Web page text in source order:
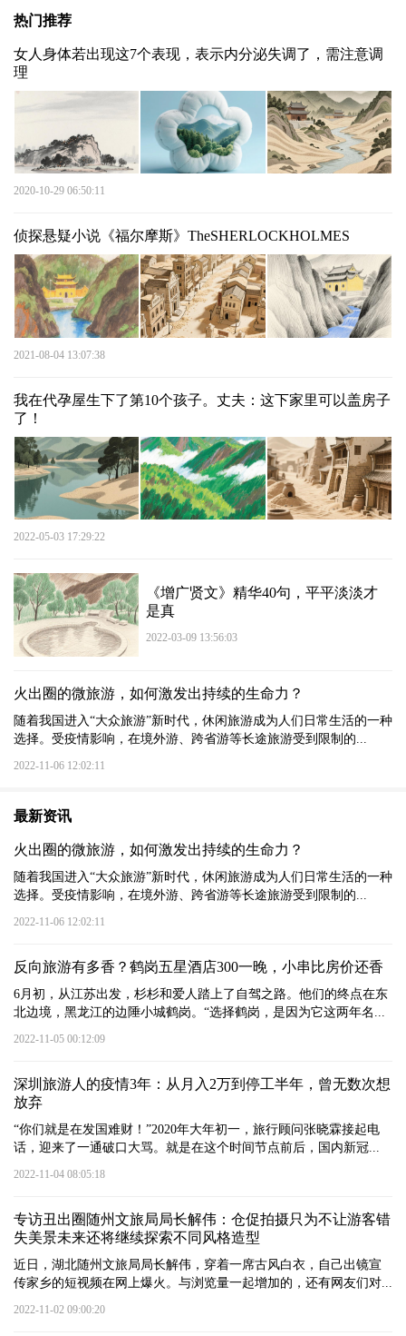
热门推荐
女人身体若出现这7个表现，表示内分泌失调了，需注意调
理
2020-10-29 06:50:11
侦探悬疑小说《福尔摩斯》TheSHERLOCKHOLMES
2021-08-04 13:07:38
我在代孕屋生下了第10个孩子。丈夫：这下家里可以盖房子
了！
2022-05-03 17:29:22
《增广贤文》精华40句，平平淡淡才
是真
2022-03-09 13:56:03
火出圈的微旅游，如何激发出持续的生命力？
随着我国进入“大众旅游”新时代，休闲旅游成为人们日常生活的一种
选择。受疫情影响，在境外游、跨省游等长途旅游受到限制的...
2022-11-06 12:02:11
最新资讯
火出圈的微旅游，如何激发出持续的生命力？
随着我国进入“大众旅游”新时代，休闲旅游成为人们日常生活的一种
选择。受疫情影响，在境外游、跨省游等长途旅游受到限制的...
2022-11-06 12:02:11
反向旅游有多香？鹤岗五星酒店300一晚，小串比房价还香
6月初，从江苏出发，杉杉和爱人踏上了自驾之路。他们的终点在东
北边境，黑龙江的边陲小城鹤岗。“选择鹤岗，是因为它这两年名...
2022-11-05 00:12:09
深圳旅游人的疫情3年：从月入2万到停工半年，曾无数次想
放弃
“你们就是在发国难财！”2020年大年初一，旅行顾问张晓霖接起电
话，迎来了一通破口大骂。就是在这个时间节点前后，国内新冠...
2022-11-04 08:05:18
专访丑出圈随州文旅局局长解伟：仓促拍摄只为不让游客错
失美景未来还将继续探索不同风格造型
近日，湖北随州文旅局局长解伟，穿着一席古风白衣，自己出镜宣
传家乡的短视频在网上爆火。与浏览量一起增加的，还有网友们对...
2022-11-02 09:00:20